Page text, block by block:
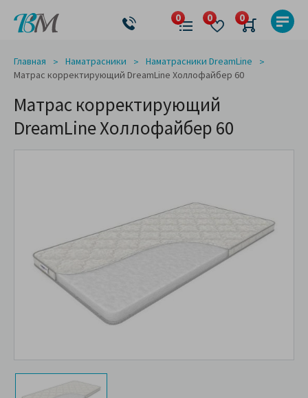
Главная Наматрасники
Наматрасники DreamLine
Матрас корректирующий DreamLine Холлофайбер 60
Матрас корректирующий
DreamLine Холлофайбер 60